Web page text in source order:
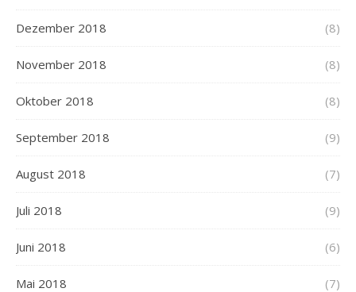
Dezember 2018 (8)
November 2018 (8)
Oktober 2018 (8)
September 2018 (9)
August 2018 (7)
Juli 2018 (9)
Juni 2018 (6)
Mai 2018 (7)